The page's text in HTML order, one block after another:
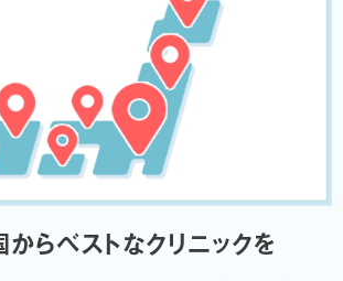
からベストなクリニックを